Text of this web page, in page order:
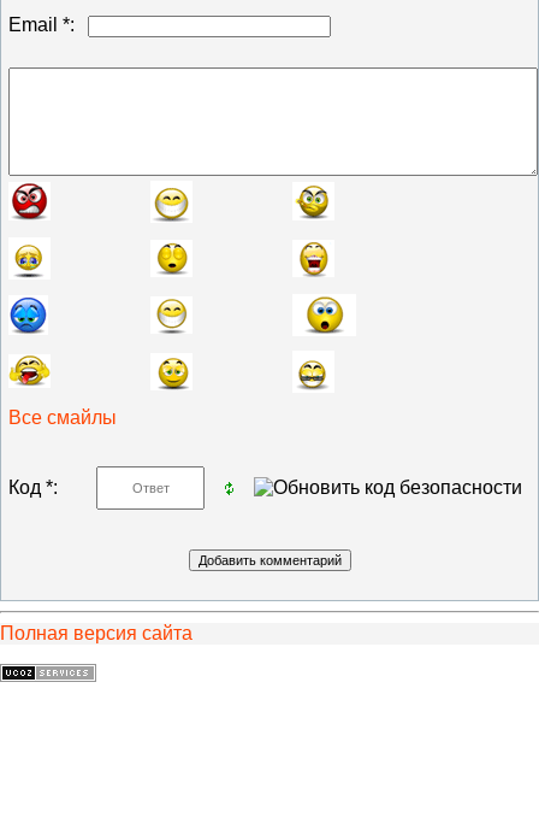
Email *:
Все смайлы
Код *:
Полная версия сайта